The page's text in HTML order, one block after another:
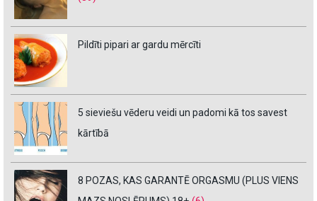
Pildīti pipari ar gardu mērcīti
5 sieviešu vēderu veidi un padomi kā tos savest
kārtībā
8 POZAS, KAS GARANTĒ ORGASMU (PLUS VIENS